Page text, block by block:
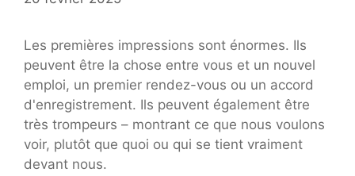
Les premières impressions sont énormes. Ils
peuvent être la chose entre vous et un nouvel
emploi, un premier rendez-vous ou un accord
d'enregistrement. Ils peuvent également être
très trompeurs – montrant ce que nous voulons
voir, plutôt que quoi ou qui se tient vraiment
devant nous.